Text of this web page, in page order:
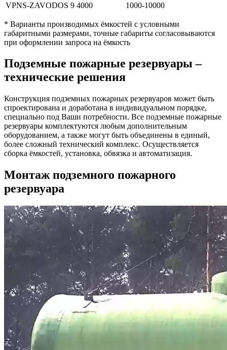
VPNS-ZAVODOS 9 4000 1000-10000
* Варианты производимых ёмкостей с условными
габаритными размерами, точные габариты согласовываются
при оформлении запроса на ёмкость
Подземные пожарные резервуары –
технические решения
Конструкция подземных пожарных резервуаров может быть
спроектирована и доработана в индивидуальном порядке,
специально под Ваши потребности. Все подземные пожарные
резервуары комплектуются любым дополнительным
оборудованием, а также могут быть объединены в единый,
более сложный технический комплекс. Осуществляется
сборка ёмкостей, установка, обвязка и автоматизация.
Монтаж подземного пожарного
резервуара